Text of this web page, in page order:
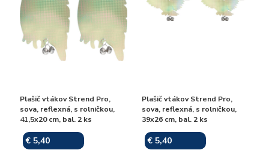
Plašič vtákov Strend Pro,
sova, reflexná, s rolničkou,
41,5x20 cm, bal. 2 ks
€ 5,40
Plašič vtákov Strend Pro,
sova, reflexná, s rolničkou,
39x26 cm, bal. 2 ks
€ 5,40